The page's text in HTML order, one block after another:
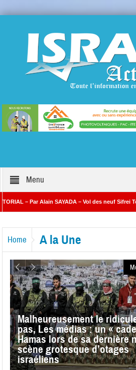
Menu
– Par Alain SAYADA – Vol des neuf Sifrei Torah
Home A la Une
Malheureusement le
pas, Les médias : un «
Hamas lors de sa dernière
scène grotesque d’otages
israéliens